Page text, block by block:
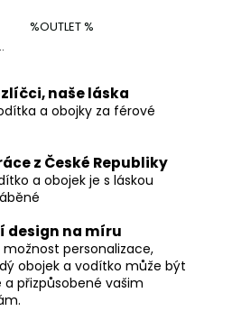
%OUTLET %
naše láska
a obojky za férové
z České Republiky
a obojek je s láskou
design na míru
personalizace,
obojek a vodítko může být
a přizpůsobené vašim